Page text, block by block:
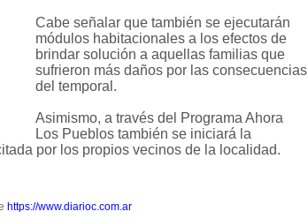
Cabe señalar que también se ejecutarán
módulos habitacionales a los efectos de
brindar solución a aquellas familias que
sufrieron más daños por las consecuencias
del temporal.
Asimismo, a través del Programa Ahora
Los Pueblos también se iniciará la
por los propios vecinos de la localidad.
https://www.diarioc.com.ar